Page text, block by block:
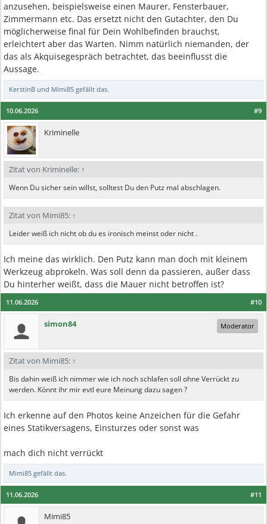
anzusehen, beispielsweise einen Maurer, Fensterbauer,
Zimmermann etc. Das ersetzt nicht den Gutachter, den Du
möglicherweise final für Dein Wohlbefinden brauchst,
erleichtert aber das Warten. Nimm natürlich niemanden, der
das als Akquisegespräch betrachtet, das beeinflusst die
Aussage.
KerstinB und Mimi85 gefällt das.
#9
10.06.2026
Kriminelle
Zitat von Kriminelle: ↑
Wenn Du sicher sein willst, solltest Du den Putz mal abschlagen.
Zitat von Mimi85: ↑
Leider weiß ich nicht ob du es ironisch meinst oder nicht .
Ich meine das wirklich. Den Putz kann man doch mit kleinem
Werkzeug abprokeln. Was soll denn da passieren, außer dass
Du hinterher weißt, dass die Mauer nicht betroffen ist?
#10
11.06.2026
simon84 Moderator
Zitat von Mimi85: ↑
Bis dahin weiß ich nimmer wie ich noch schlafen soll ohne Verrückt zu
werden. Könnt ihr mir evtl eure Meinung dazu sagen ?
Ich erkenne auf den Photos keine Anzeichen für die Gefahr
eines Statikversagens, Einsturzes oder sonst was
mach dich nicht verrückt
Mimi85 gefällt das.
#11
11.06.2026
Mimi85